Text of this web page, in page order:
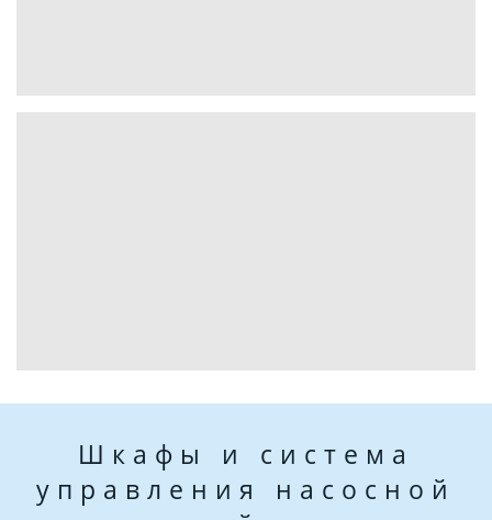
Шкафы и система
управления насосной